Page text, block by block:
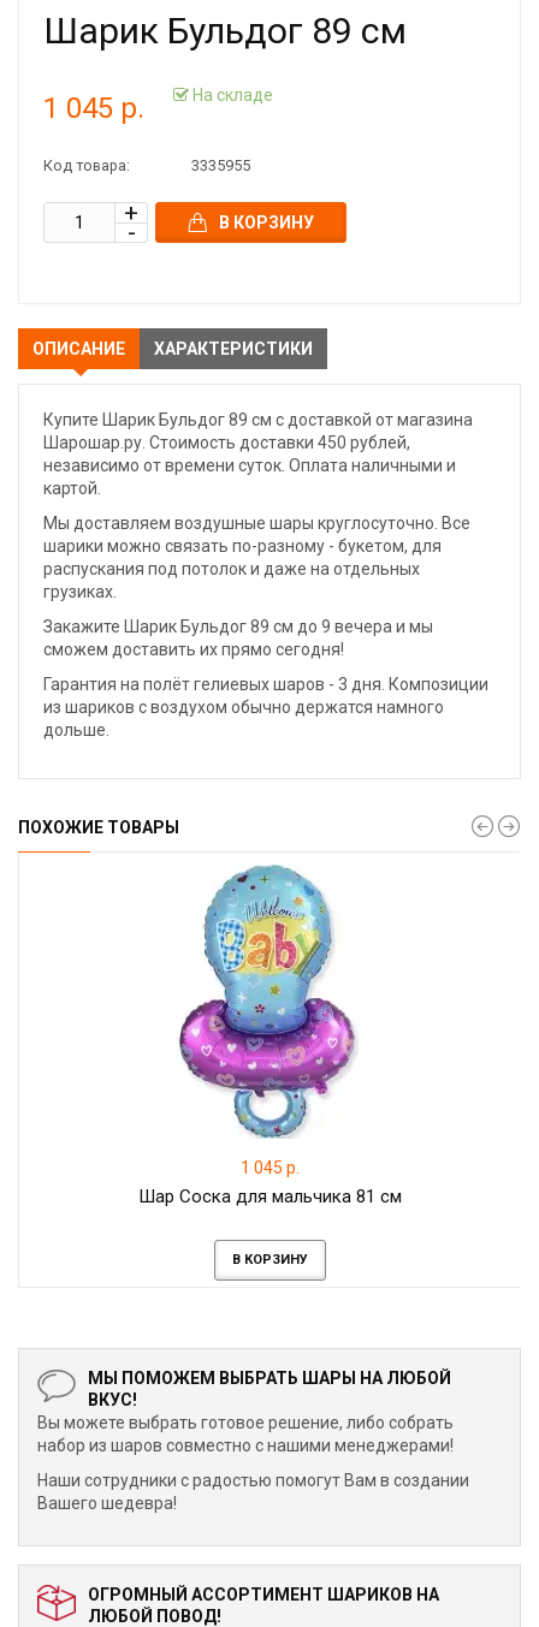
Шарик Бульдог 89 см
1 045 р. На складе
Код товара: 3335955
В КОРЗИНУ
ОПИСАНИЕ ХАРАКТЕРИСТИКИ
Купите Шарик Бульдог 89 см с доставкой от магазина
Шарошар.ру. Стоимость доставки 450 рублей,
независимо от времени суток. Оплата наличными и
картой.
Мы доставляем воздушные шары круглосуточно. Все
шарики можно связать по-разному - букетом, для
распускания под потолок и даже на отдельных
грузиках.
Закажите Шарик Бульдог 89 см до 9 вечера и мы
сможем доставить их прямо сегодня!
Гарантия на полёт гелиевых шаров - 3 дня. Композиции
из шариков с воздухом обычно держатся намного
дольше.
ПОХОЖИЕ ТОВАРЫ
1 045 р.
Шар Соска для мальчика 81 см
В КОРЗИНУ
МЫ ПОМОЖЕМ ВЫБРАТЬ ШАРЫ НА ЛЮБОЙ
ВКУС!
Вы можете выбрать готовое решение, либо собрать
набор из шаров совместно с нашими менеджерами!
Наши сотрудники с радостью помогут Вам в создании
Вашего шедевра!
ОГРОМНЫЙ АССОРТИМЕНТ ШАРИКОВ НА
ЛЮБОЙ ПОВОД!